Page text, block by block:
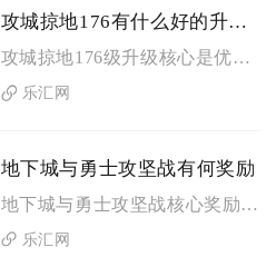
攻城掠地176有什么好的升级建议
攻城掠地176级升级核心是优先国战刷影子、远征拿高倍经验、精...
乐汇网
地下城与勇士攻坚战有何奖励
地下城与勇士攻坚战核心奖励涵盖毕业装备、核心养成材料、稀有卡...
乐汇网